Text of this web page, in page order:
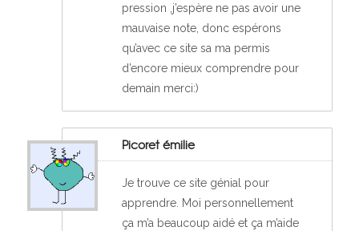
pression ,j’espère ne pas avoir une
mauvaise note, donc espérons
qu’avec ce site sa ma permis
d’encore mieux comprendre pour
demain merci:)
Picoret émilie
Je trouve ce site génial pour
apprendre. Moi personnellement
ça m’a beaucoup aidé et ça m’aide